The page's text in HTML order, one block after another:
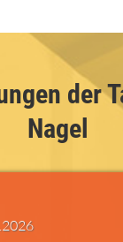
der
Nagel